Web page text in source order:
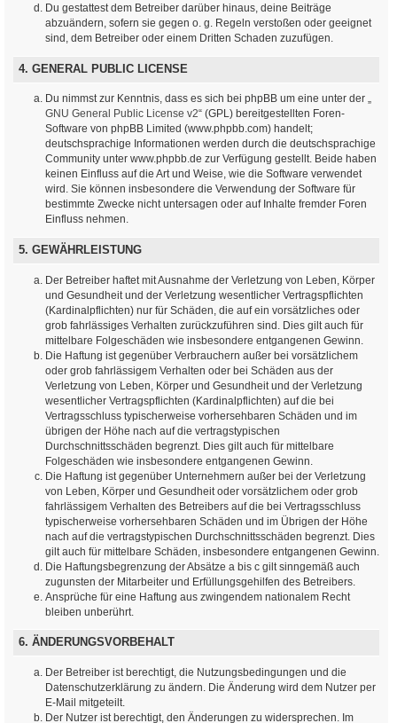
Du gestattest dem Betreiber darüber hinaus, deine Beiträge
abzuändern, sofern sie gegen o. g. Regeln verstoßen oder geeignet
sind, dem Betreiber oder einem Dritten Schaden zuzufügen.
4. GENERAL PUBLIC LICENSE
Du nimmst zur Kenntnis, dass es sich bei phpBB um eine unter der „
GNU General Public License v2“ (GPL) bereitgestellten Foren-
Software von phpBB Limited (www.phpbb.com) handelt;
deutschsprachige Informationen werden durch die deutschsprachige
Community unter www.phpbb.de zur Verfügung gestellt. Beide haben
keinen Einfluss auf die Art und Weise, wie die Software verwendet
wird. Sie können insbesondere die Verwendung der Software für
bestimmte Zwecke nicht untersagen oder auf Inhalte fremder Foren
Einfluss nehmen.
5. GEWÄHRLEISTUNG
Der Betreiber haftet mit Ausnahme der Verletzung von Leben, Körper
und Gesundheit und der Verletzung wesentlicher Vertragspflichten
(Kardinalpflichten) nur für Schäden, die auf ein vorsätzliches oder
grob fahrlässiges Verhalten zurückzuführen sind. Dies gilt auch für
mittelbare Folgeschäden wie insbesondere entgangenen Gewinn.
Die Haftung ist gegenüber Verbrauchern außer bei vorsätzlichem
oder grob fahrlässigem Verhalten oder bei Schäden aus der
Verletzung von Leben, Körper und Gesundheit und der Verletzung
wesentlicher Vertragspflichten (Kardinalpflichten) auf die bei
Vertragsschluss typischerweise vorhersehbaren Schäden und im
übrigen der Höhe nach auf die vertragstypischen
Durchschnittsschäden begrenzt. Dies gilt auch für mittelbare
Folgeschäden wie insbesondere entgangenen Gewinn.
Die Haftung ist gegenüber Unternehmern außer bei der Verletzung
von Leben, Körper und Gesundheit oder vorsätzlichem oder grob
fahrlässigem Verhalten des Betreibers auf die bei Vertragsschluss
typischerweise vorhersehbaren Schäden und im Übrigen der Höhe
nach auf die vertragstypischen Durchschnittsschäden begrenzt. Dies
gilt auch für mittelbare Schäden, insbesondere entgangenen Gewinn.
Die Haftungsbegrenzung der Absätze a bis c gilt sinngemäß auch
zugunsten der Mitarbeiter und Erfüllungsgehilfen des Betreibers.
Ansprüche für eine Haftung aus zwingendem nationalem Recht
bleiben unberührt.
6. ÄNDERUNGSVORBEHALT
Der Betreiber ist berechtigt, die Nutzungsbedingungen und die
Datenschutzerklärung zu ändern. Die Änderung wird dem Nutzer per
E-Mail mitgeteilt.
Der Nutzer ist berechtigt, den Änderungen zu widersprechen. Im